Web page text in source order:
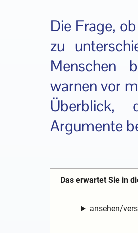
Die Frage,
zu
Menschen
warnen vor
Überblick,
Argumente
Das erwartet Sie in
ansehen/